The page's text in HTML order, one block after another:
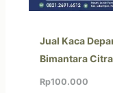
Jual Kaca
Bimantara Citra
Rp100.000